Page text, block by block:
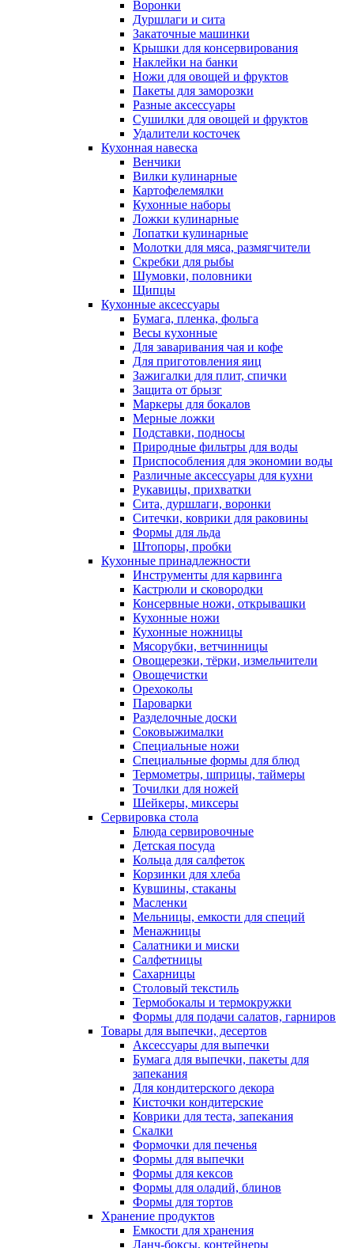
Воронки
Дуршлаги и сита
Закаточные машинки
Крышки для консервирования
Наклейки на банки
Ножи для овощей и фруктов
Пакеты для заморозки
Разные аксессуары
Сушилки для овощей и фруктов
Удалители косточек
Кухонная навеска
Венчики
Вилки кулинарные
Картофелемялки
Кухонные наборы
Ложки кулинарные
Лопатки кулинарные
Молотки для мяса, размягчители
Скребки для рыбы
Шумовки, половники
Щипцы
Кухонные аксессуары
Бумага, пленка, фольга
Весы кухонные
Для заваривания чая и кофе
Для приготовления яиц
Зажигалки для плит, спички
Защита от брызг
Маркеры для бокалов
Мерные ложки
Подставки, подносы
Природные фильтры для воды
Приспособления для экономии воды
Различные аксессуары для кухни
Рукавицы, прихватки
Сита, дуршлаги, воронки
Ситечки, коврики для раковины
Формы для льда
Штопоры, пробки
Кухонные принадлежности
Инструменты для карвинга
Кастрюли и сковородки
Консервные ножи, открывашки
Кухонные ножи
Кухонные ножницы
Мясорубки, ветчинницы
Овощерезки, тёрки, измельчители
Овощечистки
Орехоколы
Пароварки
Разделочные доски
Соковыжималки
Специальные ножи
Специальные формы для блюд
Термометры, шприцы, таймеры
Точилки для ножей
Шейкеры, миксеры
Сервировка стола
Блюда сервировочные
Детская посуда
Кольца для салфеток
Корзинки для хлеба
Кувшины, стаканы
Масленки
Мельницы, емкости для специй
Менажницы
Салатники и миски
Салфетницы
Сахарницы
Столовый текстиль
Термобокалы и термокружки
Формы для подачи салатов, гарниров
Товары для выпечки, десертов
Аксессуары для выпечки
Бумага для выпечки, пакеты для
запекания
Для кондитерского декора
Кисточки кондитерские
Коврики для теста, запекания
Скалки
Формочки для печенья
Формы для выпечки
Формы для кексов
Формы для оладий, блинов
Формы для тортов
Хранение продуктов
Емкости для хранения
Ланч-боксы, контейнеры